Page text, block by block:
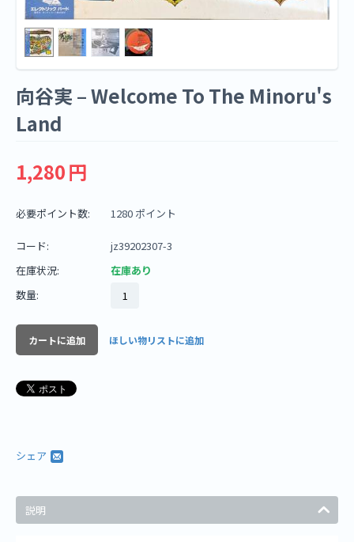
向谷実 – Welcome To The Minoru's
Land
1,280円
必要ポイント数: 1280 ポイント
コード:
jz39202307-3
在庫状況:
在庫あり
数量:
カートに追加 ほしい物リストに追加
シェア
説明